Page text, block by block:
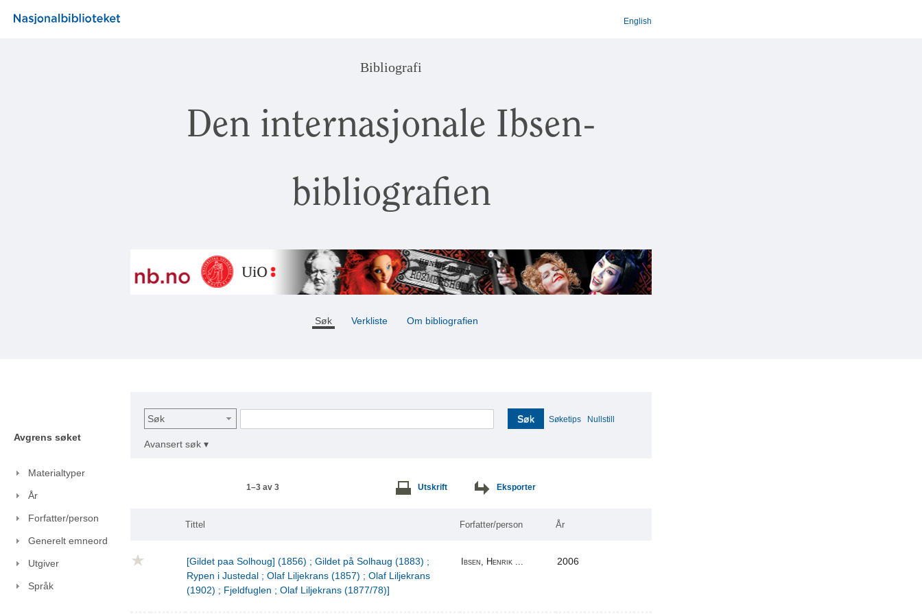
English
Bibliografi
Den internasjonale Ibsen-
bibliografien
Søk Verkliste Om bibliografien
Avgrens søket
Materialtyper
År
Forfatter/person
Generelt emneord
Utgiver
Språk
Søk Søk Søketips Nullstill
Avansert søk ▾
1–3 av 3 Utskrift Eksporter
Tittel Forfatter/person År
[Gildet paa Solhoug] (1856) ; Gildet på Solhaug (1883) ;
Rypen i Justedal ; Olaf Liljekrans (1857) ; Olaf Liljekrans
(1902) ; Fjeldfuglen ; Olaf Liljekrans (1877/78)]
Ibsen, Henrik ... 2006